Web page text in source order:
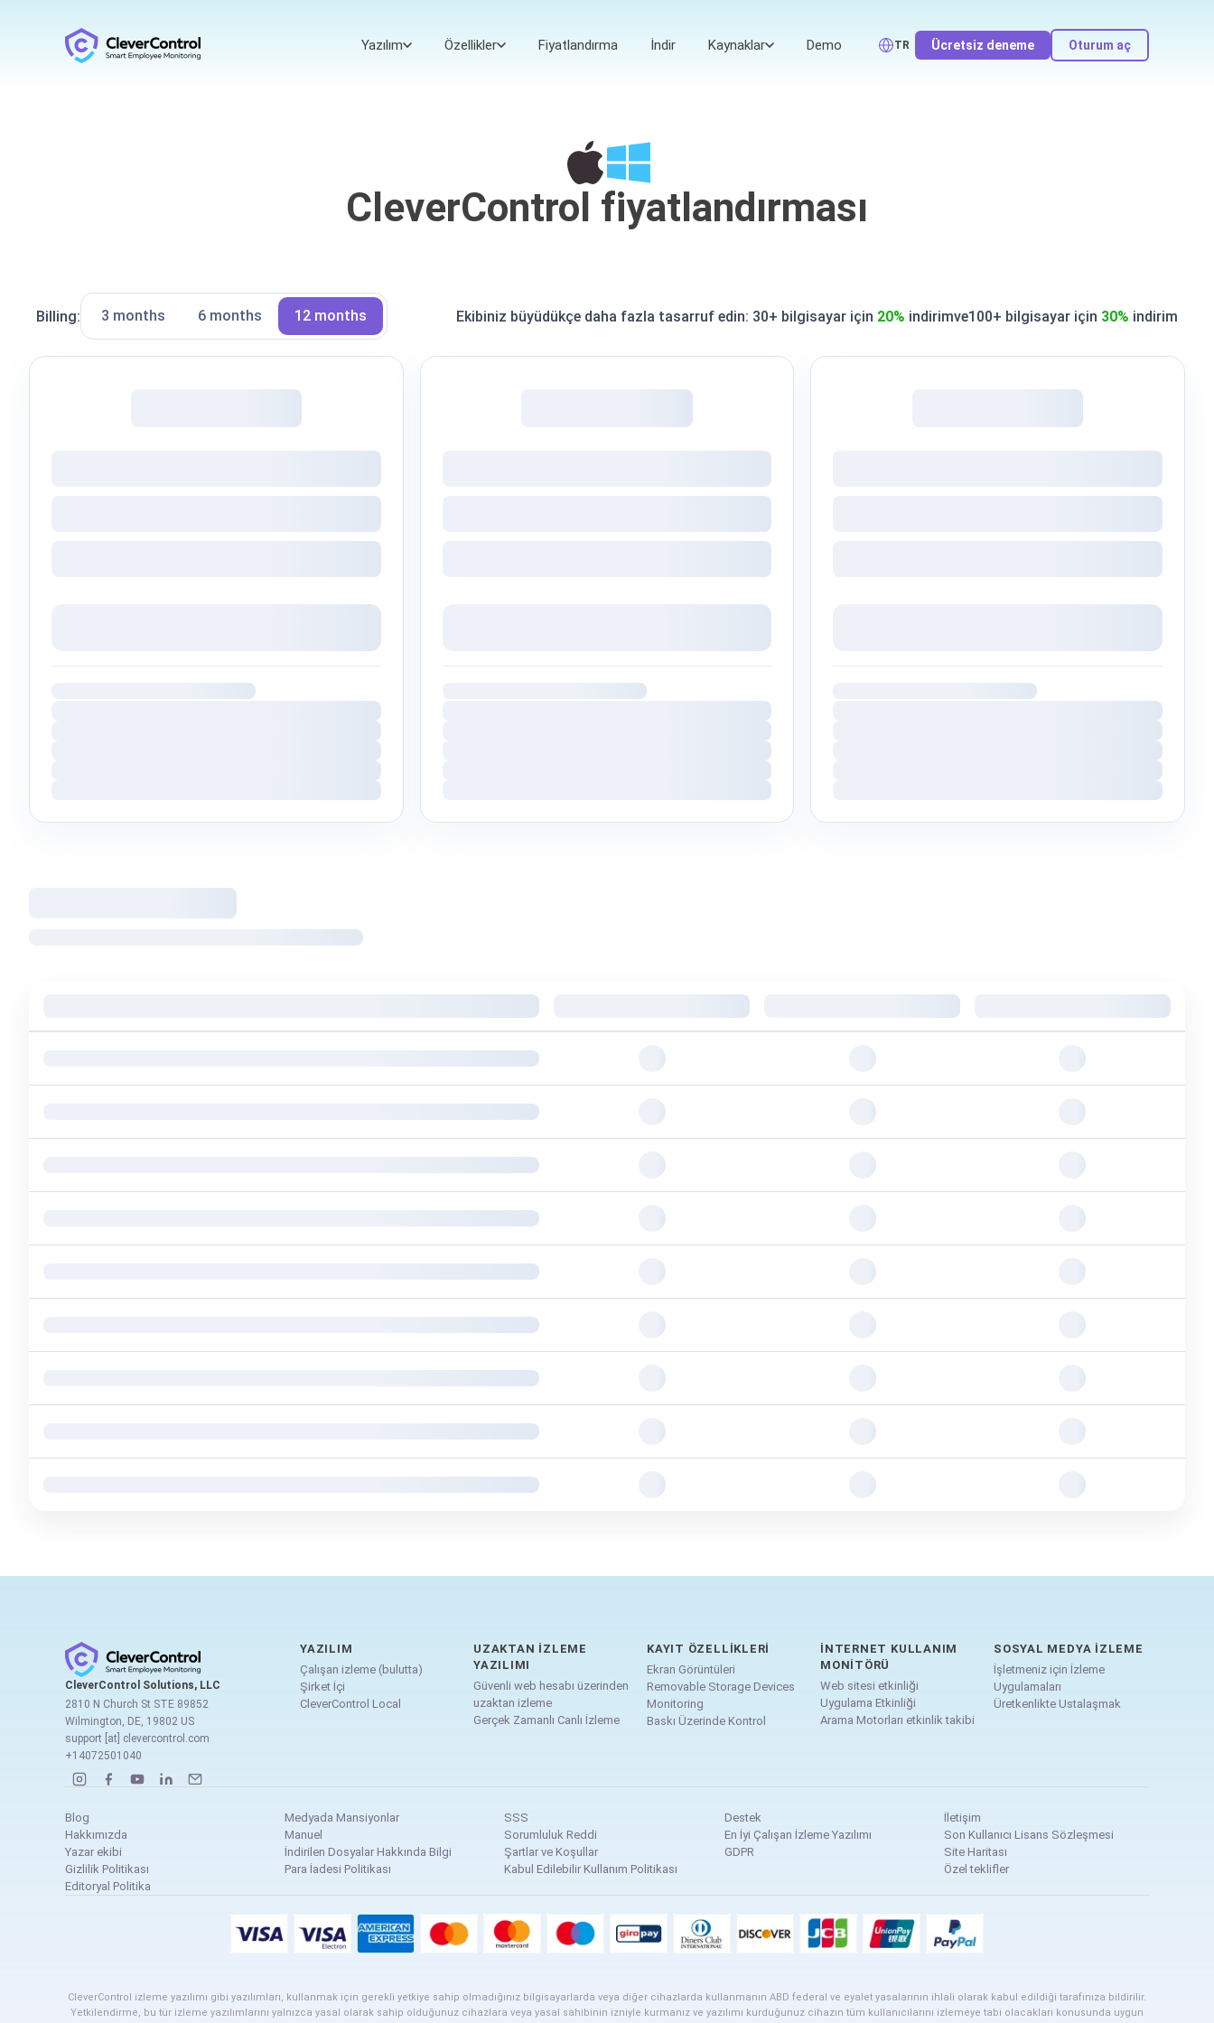
Yazılım Özellikler Fiyatlandırma İndir Kaynaklar Demo TR Ücretsiz deneme Oturum aç
CleverControl fiyatlandırması
Billing: 3 months 6 months 12 months Ekibiniz büyüdükçe daha fazla tasarruf edin: 30+ bilgisayar için 20% indirimve100+ bilgisayar için 30% indirim
CleverControl Solutions, LLC
2810 N Church St STE 89852
Wilmington, DE, 19802 US
support [at] clevercontrol.com
+14072501040
YAZILIM
Çalışan izleme (bulutta)
Şirket İçi
CleverControl Local
UZAKTAN İZLEME
YAZILIMI
Güvenli web hesabı üzerinden
uzaktan izleme
Gerçek Zamanlı Canlı İzleme
KAYIT ÖZELLIKLERI
Ekran Görüntüleri
Removable Storage Devices
Monitoring
Baskı Üzerinde Kontrol
İNTERNET KULLANIM
MONITÖRÜ
Web sitesi etkinliği
Uygulama Etkinliği
Arama Motorları etkinlik takibi
SOSYAL MEDYA İZLEME
İşletmeniz için İzleme
Uygulamaları
Üretkenlikte Ustalaşmak
Blog
Hakkımızda
Yazar ekibi
Gizlilik Politikası
Editoryal Politika
Medyada Mansiyonlar
Manuel
İndirilen Dosyalar Hakkında Bilgi
Para İadesi Politikası
SSS
Sorumluluk Reddi
Şartlar ve Koşullar
Kabul Edilebilir Kullanım Politikası
Destek
En İyi Çalışan İzleme Yazılımı
GDPR
İletişim
Son Kullanıcı Lisans Sözleşmesi
Site Haritası
Özel teklifler
CleverControl izleme yazılımı gibi yazılımları, kullanmak için gerekli yetkiye sahip olmadığınız bilgisayarlarda veya diğer cihazlarda kullanmanın ABD federal ve eyalet yasalarının ihlali olarak kabul edildiği tarafınıza bildirilir.
Yetkilendirme, bu tür izleme yazılımlarını yalnızca yasal olarak sahip olduğunuz cihazlara veya yasal sahibinin izniyle kurmanız ve yazılımı kurduğunuz cihazın tüm kullanıcılarını izlemeye tabi olacakları konusunda uygun